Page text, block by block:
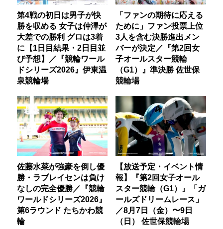
第4戦の初日は男子が快
勝を収める 女子は仲澤が
大差での勝利 グロは3着
に【1日目結果・2日目並
び予想】／『競輪ワール
ドシリーズ2026』伊東温
泉競輪場
「ファンの期待に応える
ために」ファン投票上位
3人を含む決勝進出メン
バーが決定／『第2回女
子オールスター競輪
（G1）』準決勝 佐世保
競輪場
佐藤水菜が強豪を倒し優
勝・ラブレイセンは負け
なしの完全優勝／『競輪
ワールドシリーズ2026』
第6ラウンド たちかわ競
輪
【放送予定・イベント情
報】『第2回女子オール
スター競輪（G1）』「ガ
ールズドリームレース」
／8月7日（金）〜9日
（日） 佐世保競輪場